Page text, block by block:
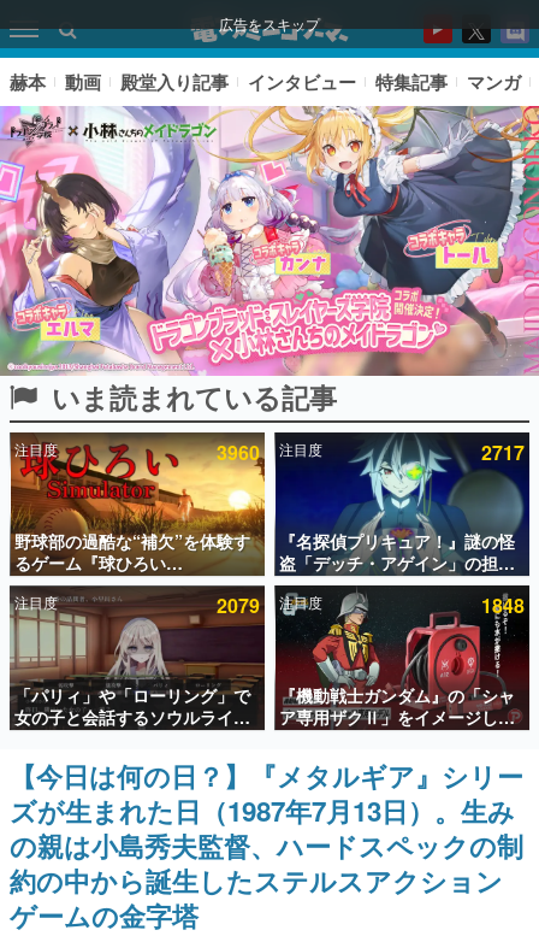
広告をスキップ
ピックアップ
電ファミのいま読まれている記事ランキング
アプリセール情報
インタビュー
連載・特集一覧
殿堂入り記事
SNS拡散数が数千以上！ ページビュー数万以上！ などな
ど。多くの人々に読まれた、電ファミ渾身の“殿堂入り”記
事をまとめました。
ゲームの企画書
名作ゲームクリエイターの方々に製作時のエピソードをお
聞きし、ヒットする企画（ゲーム）とは何か？を探ってい
きます。
赫本
この物語を解いてはいけない。『赫本』は、〈試験問題〉
の形をした短編ホラー小説集です。
赫本 動画 殿堂入り記事 インタビュー 特集記事 マンガ
いま読まれている記事
注目度 3960
野球部の過酷な“補欠”を体験す
るゲーム『球ひろい
Simulator』が「1件」のウィッ
シュリストをもとにチェコ語に
対応しSNSで話題に。『キング
ダム・カム』開発元やチェコの
プロ野球選手から称賛の声
注目度 2717
『名探偵プリキュア！』謎の怪
盗「デッチ・アゲイン」の担当
キャストは天﨑滉平さんと判
明。『Re:ゼロから始める異世
界生活』オットー役、『ヒプノ
シスマイク』山田三郎役など
注目度 2079
「パリィ」や「ローリング」で
女の子と会話するソウルライク
恋愛ゲーム『小早川さんはソウ
ルライク』無料公開。返事に失
敗すると「YOU DIED」
注目度 1848
『機動戦士ガンダム』の「シャ
ア専用ザクⅡ」をイメージした
散水ホースリールが予約開始。
本体にはシャアのパーソナルマ
ークやジオン公国軍のエンブレ
ム、型式番号などを配置
【今日は何の日？】『メタルギア』シリー
ズが生まれた日（1987年7月13日）。生み
の親は小島秀夫監督、ハードスペックの制
約の中から誕生したステルスアクション
ゲームの金字塔